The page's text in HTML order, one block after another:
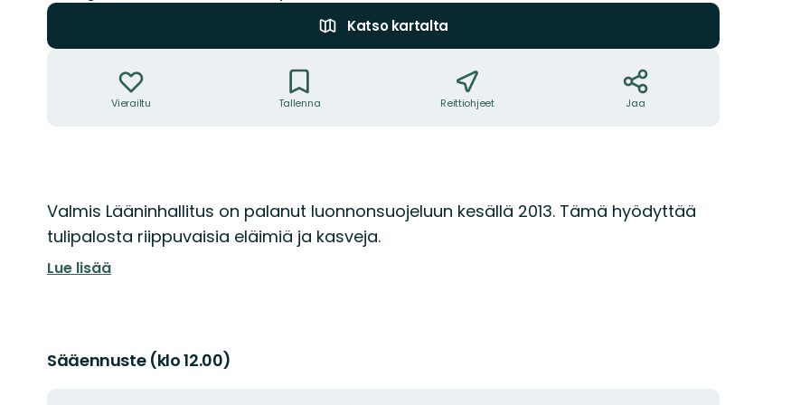
Katso kartalta
Vierailtu Tallenna Reittiohjeet Jaa
Kuvaus
Valmis Lääninhallitus on palanut luonnonsuojeluun kesällä 2013. Tämä hyödyttää
tulipalosta riippuvaisia eläimiä ja kasveja.
Lue lisää
Sääennuste (klo 12.00)